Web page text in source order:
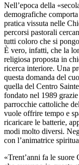
Nell’epoca della
demografiche
pratica vissuta nelle
percorsi pastorali
tutti coloro che si
È vero, infatti, che la
religiosa proposta in
ricerca interiore. Una
questa domanda del
quella del Centro
fondato nel 1989
parrocchie cattoliche
vuole offrire tempo e
ricaricare le batterie,
modi molto diversi.
con l’animatrice
«Trent’anni fa le